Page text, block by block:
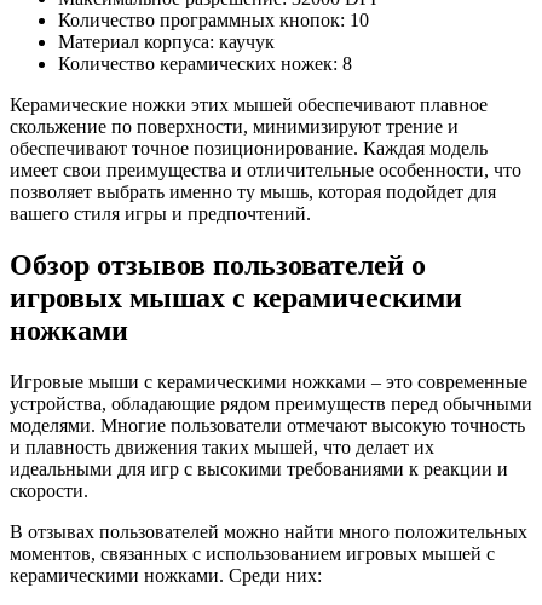
Количество программных кнопок: 10
Материал корпуса: каучук
Количество керамических ножек: 8
Керамические ножки этих мышей обеспечивают плавное
скольжение по поверхности, минимизируют трение и
обеспечивают точное позиционирование. Каждая модель
имеет свои преимущества и отличительные особенности, что
позволяет выбрать именно ту мышь, которая подойдет для
вашего стиля игры и предпочтений.
Обзор отзывов пользователей о
игровых мышах с керамическими
ножками
Игровые мыши с керамическими ножками – это современные
устройства, обладающие рядом преимуществ перед обычными
моделями. Многие пользователи отмечают высокую точность
и плавность движения таких мышей, что делает их
идеальными для игр с высокими требованиями к реакции и
скорости.
В отзывах пользователей можно найти много положительных
моментов, связанных с использованием игровых мышей с
керамическими ножками. Среди них: